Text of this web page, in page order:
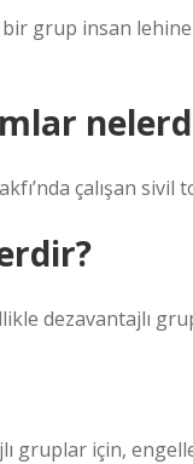
grup insan
çalışan sivil
dezavantajlı
gruplar için,